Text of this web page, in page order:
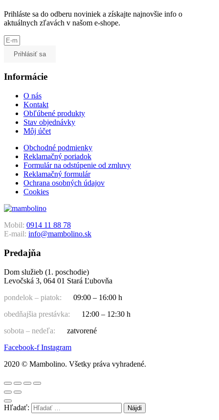
Prihláste sa do odberu noviniek a získajte najnovšie info o
aktuálnych zľavách v našom e-shope.
Prihlásiť sa
Informácie
O nás
Kontakt
Obľúbené produkty
Stav objednávky
Môj účet
Obchodné podmienky
Reklamačný poriadok
Formulár na odstúpenie od zmluvy
Reklamačný formulár
Ochrana osobných údajov
Cookies
Mobil: 0914 11 88 78
E-mail: info@mambolino.sk
Predajňa
Dom služieb (1. poschodie)
Levočská 3, 064 01 Stará Ľubovňa
pondelok – piatok:
09:00 – 16:00 h
obedňajšia prestávka:
12:00 – 12:30 h
sobota – nedeľa:
zatvorené
Facebook-f Instagram
2020 © Mambolino. Všetky práva vyhradené.
Hľadať: